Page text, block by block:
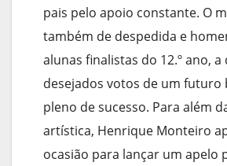
pais pelo apoio constante. O
também de despedida e
alunas finalistas do 12.º ano,
desejados votos de um futuro
pleno de sucesso. Para além
artística, Henrique Monteiro
ocasião para lançar um apelo